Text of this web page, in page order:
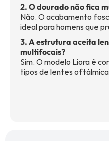
2. O dourado não fica
Não. O acabamento
ideal para homens que
3. A estrutura aceita
multifocais?
Sim. O modelo Liora é
tipos de lentes